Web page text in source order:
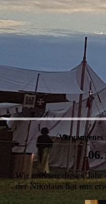
Wir müssen dieses
der Nikolaus hat uns